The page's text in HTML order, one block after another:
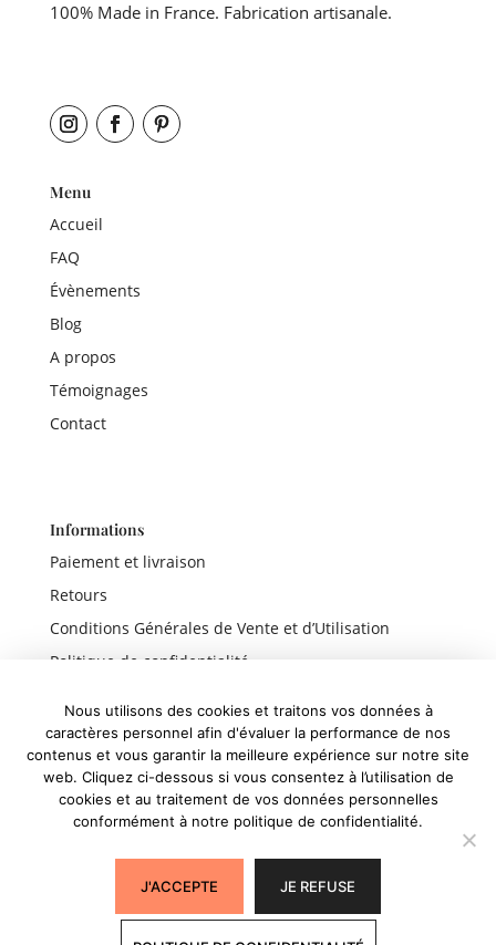
100% Made in France. Fabrication artisanale.
Menu
Accueil
FAQ
Évènements
Blog
A propos
Témoignages
Contact
Informations
Paiement et livraison
Retours
Conditions Générales de Vente et d’Utilisation
Politique de confidentialité
Liens rapides
Boutique
Mon compte
Nous utilisons des cookies et traitons vos données à
caractères personnel afin d'évaluer la performance de nos
contenus et vous garantir la meilleure expérience sur notre site
web. Cliquez ci-dessous si vous consentez à l’utilisation de
cookies et au traitement de vos données personnelles
conformément à notre politique de confidentialité.
J'ACCEPTE JE REFUSE